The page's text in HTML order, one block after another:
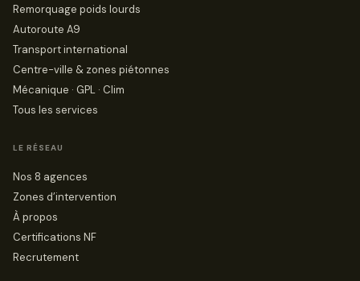
Remorquage poids lourds
Autoroute A9
Transport international
Centre-ville & zones piétonnes
Mécanique · GPL · Clim
Tous les services
LE RÉSEAU
Nos 8 agences
Zones d’intervention
À propos
Certifications NF
Recrutement